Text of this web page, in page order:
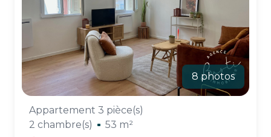
8 photos
Appartement 3 pièce(s)
2 chambre(s)
53 m²